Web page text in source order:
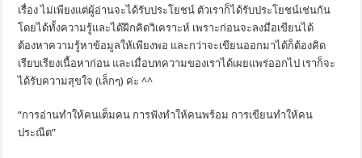
เรื่อง ไม่เพียงแต่ผู้อ่านจะได้รับประโยชน์ ตัวเราก็ได้รับประโยชน์เช่นกัน
โดยได้ทั้งความรู้และได้ฝึกคิดวิเคราะห์ เพราะก่อนจะลงมือเขียนได้
ต้องหาความรู้หาข้อมูลให้เพียงพอ และกว่าจะเขียนออกมาได้ก็ต้องคิด
เรียบเรียงเนื้อหาก่อน และเมื่อบทความของเราได้เผยแพร่ออกไป เราก็จะ
ได้รับความสุขใจ (เล็กๆ) ค่ะ ^^
“การอ่านทำให้คนเต็มคน การฟังทำให้คนพร้อม การเขียนทำให้คน
ประณีต”